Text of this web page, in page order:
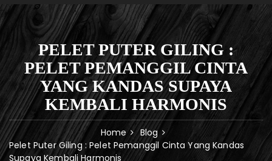
PELET PUTER GILING :
PELET PEMANGGIL CINTA
YANG KANDAS SUPAYA
KEMBALI HARMONIS
Home
Blog
Pelet Puter Giling : Pelet Pemanggil Cinta Yang Kandas
Supaya Kembali Harmonis